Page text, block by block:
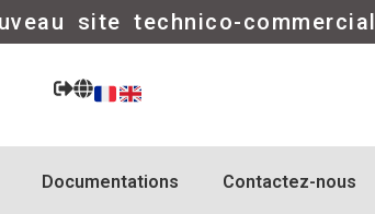
site technico-commercial
Documentations Contactez-nous